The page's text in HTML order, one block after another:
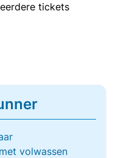
tickets
volwassen